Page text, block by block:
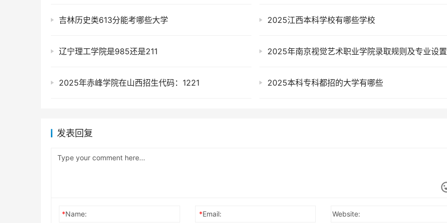
吉林历史类613分能考哪些大学 2025江西本科学校有哪些学校
辽宁理工学院是985还是211 2025年南京视觉艺术职业学院录取规则及专业设置
2025年赤峰学院在山西招生代码：1221 2025本科专科都招的大学有哪些
发表回复
*Name: *Email: Website: